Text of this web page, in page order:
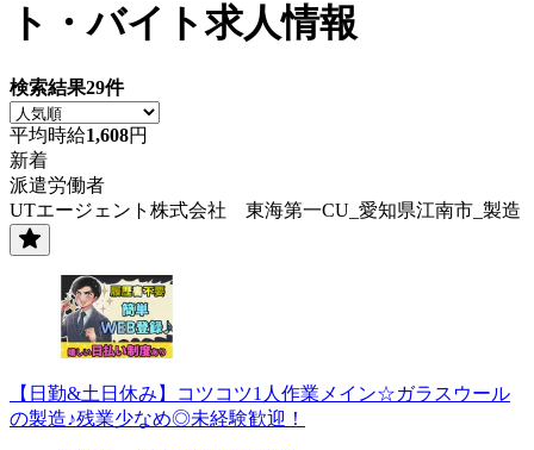
ト・バイト求人情報
検索結果29件
平均時給1,608円
新着
派遣労働者
UTエージェント株式会社 東海第一CU_愛知県江南市_製造
【日勤&土日休み】コツコツ1人作業メイン☆ガラスウール
の製造♪残業少なめ◎未経験歓迎！